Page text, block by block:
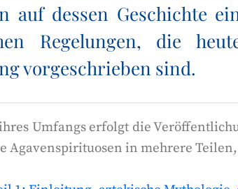
auf dessen Geschichte
Regelungen, die
vorgeschrieben sind.
Umfangs erfolgt die
Agavenspirituosen in mehrere